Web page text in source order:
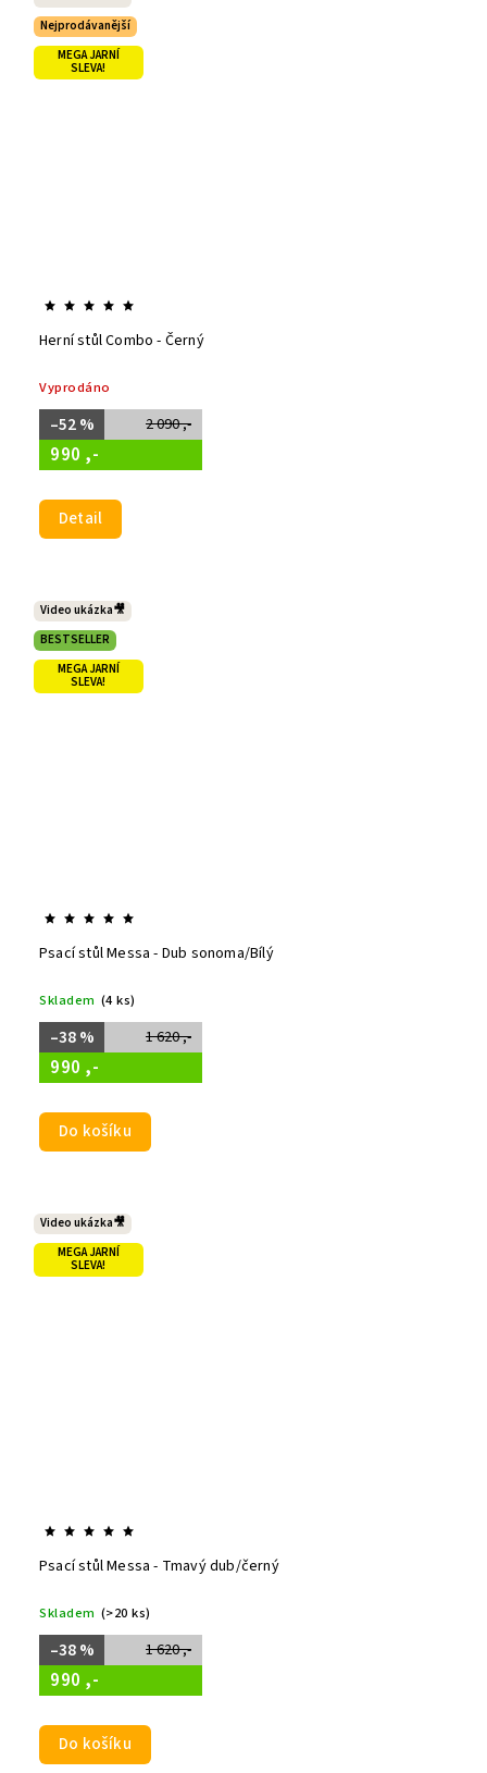
Nejprodávanější
MEGA JARNÍ
SLEVA!
Herní stůl Combo - Černý
Vyprodáno
2 090 ,-
–52 %
990 ,-
Detail
Video ukázka🎥
BESTSELLER
MEGA JARNÍ
SLEVA!
Psací stůl Messa - Dub sonoma/Bílý
Skladem (4 ks)
1 620 ,-
–38 %
990 ,-
Do košíku
Video ukázka🎥
MEGA JARNÍ
SLEVA!
Psací stůl Messa - Tmavý dub/černý
Skladem (>20 ks)
1 620 ,-
–38 %
990 ,-
Do košíku